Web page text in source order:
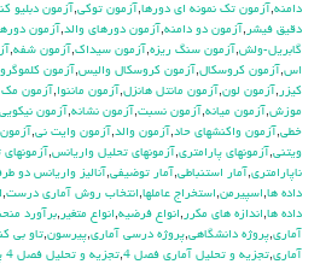
دامنه,آزمون تك نمونه اي دورها,آزمون توكي,آزمون دبليو
دقيق فيشر ,آزمون دو دامنه,آزمون دورهاي والد,آزمون
گابريل-ولش,آزمون سنگ ريزه,آزمون سيداك,آزمون شفه,
اس,آزمون كروسكال,آزمون كروسكال واليس,آزمون
كيزر ,آزمون لون,آزمون مانتل هانزل,آزمون ماننوا,آزمون مك
موزش,آزمون ميانه,آزمون نسبت,آزمون نشانه,آزمون
خطي,آزمون واكنشهاي حاد,آزمون والد,آزمون وايت ني,
ويتني,آزمونهاي پارامتري,آزمونهاي تحليل واريانس,
ناپارامتري,آمار استنباطي,آمار توضيفي,آناليز واريانس دو
داده ها,اسپيرمن,استخراج عاملها,انتخاب روش آماري درست,
داده ها,اندازه هاي مكرر ,انواع فرضيه,انواع متغير ,برآورد
آماري,پروژه دانشگاهي,پروژه درسي آماري,پيرسون,تاو بي
آماري,تجزيه و تحليل آماري فصل 4 ,تجزيه و تحليل فصل 4 پايانامه